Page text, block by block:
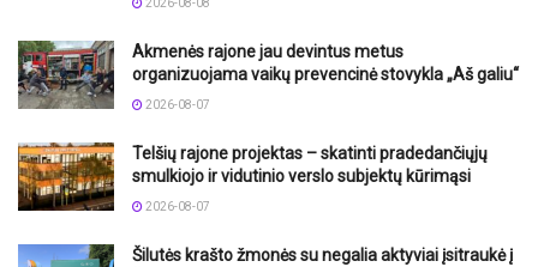
2026-08-08
Akmenės rajone jau devintus metus
organizuojama vaikų prevencinė stovykla „Aš galiu“
2026-08-07
Telšių rajone projektas – skatinti pradedančiųjų
smulkiojo ir vidutinio verslo subjektų kūrimąsi
2026-08-07
Šilutės krašto žmonės su negalia aktyviai įsitraukė į